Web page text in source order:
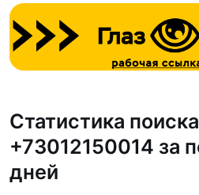
Статистика
+73012150014 за
дней